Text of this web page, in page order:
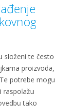
složeni te često
proizvoda,
potrebe mogu
raspolažu
tako